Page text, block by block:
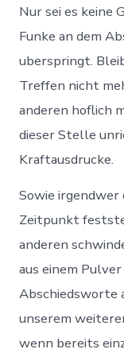
Nur sei es keine
Funke an dem
uberspringt.
Treffen nicht
anderen hoflich
dieser Stelle
Kraftausdrucke.
Sowie
Zeitpunkt
anderen
aus einem
Abschiedsworte
unserem
wenn bereits